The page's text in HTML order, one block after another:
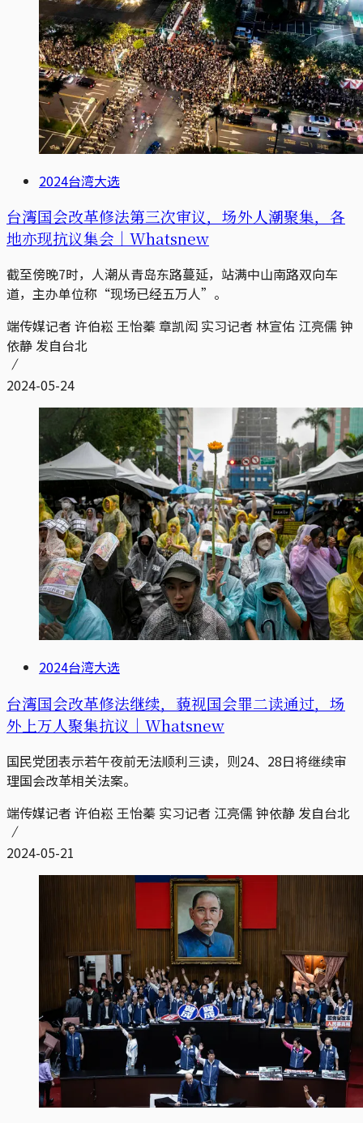
2024台湾大选
台湾国会改革修法第三次审议，场外人潮聚集，各
地亦现抗议集会｜Whatsnew
截至傍晚7时，人潮从青岛东路蔓延，站满中山南路双向车
道，主办单位称“现场已经五万人”。
端传媒记者 许伯崧 王怡蓁 章凯闳 实习记者 林宣佑 江亮儒 钟
依静 发自台北
2024-05-24
2024台湾大选
台湾国会改革修法继续，藐视国会罪二读通过，场
外上万人聚集抗议｜Whatsnew
国民党团表示若午夜前无法顺利三读，则24、28日将继续审
理国会改革相关法案。
端传媒记者 许伯崧 王怡蓁 实习记者 江亮儒 钟依静 发自台北
2024-05-21